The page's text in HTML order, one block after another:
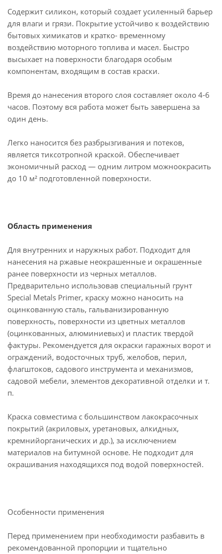
Содержит силикон, который создает усиленный барьер
для влаги и грязи. Покрытие устойчиво к воздействию
бытовых химикатов и кратко- временному
воздействию моторного топлива и масел. Быстро
высыхает на поверхности благодаря особым
компонентам, входящим в состав краски.
Время до нанесения второго слоя составляет около 4-6
часов. Поэтому вся работа может быть завершена за
один день.
Легко наносится без разбрызгивания и потеков,
является тиксотропной краской. Обеспечивает
экономичный расход — одним литром можноокрасить
до 10 м² подготовленной поверхности.
Область применения
Для внутренних и наружных работ. Подходит для
нанесения на ржавые неокрашенные и окрашенные
ранее поверхности из черных металлов.
Предварительно использовав специальный грунт
Special Metals Primer, краску можно наносить на
оцинкованную сталь, гальванизированную
поверхность, поверхности из цветных металлов
(оцинкованных, алюминиевых) и пластик твердой
фактуры. Рекомендуется для окраски гаражных ворот и
ограждений, водосточных труб, желобов, перил,
флагштоков, садового инструмента и механизмов,
садовой мебели, элементов декоративной отделки и т.
п.
Краска совместима с большинством лакокрасочных
покрытий (акриловых, уретановых, алкидных,
кремнийорганических и др.), за исключением
материалов на битумной основе. Не подходит для
окрашивания находящихся под водой поверхностей.
Особенности применения
Перед применением при необходимости разбавить в
рекомендованной пропорции и тщательно